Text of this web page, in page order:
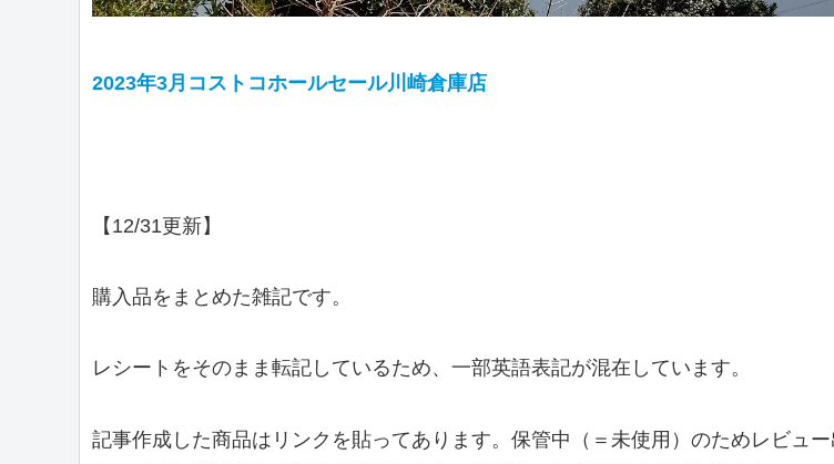
2023年3月コストコホールセール川崎倉庫店
【12/31更新】
購入品をまとめた雑記です。
レシートをそのまま転記しているため、一部英語表記が混在しています。
記事作成した商品はリンクを貼ってあります。保管中（＝未使用）のためレビュ